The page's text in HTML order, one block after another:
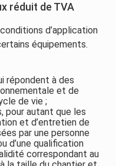
réduit de TVA
d’application
équipements.
répondent à des
et de
de vie ;
pour autant que les
et d’entretien de
par une personne
d’une qualification
correspondant au